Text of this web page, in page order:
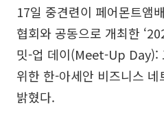
17일 중견련이 페어몬트앰
협회와 공동으로 개최한
밋-업 데이(Meet-Up Day):
위한 한-아세안 비즈니스 네
밝혔다.